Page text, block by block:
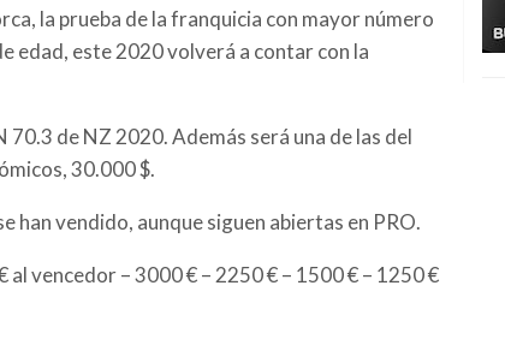
la prueba de la franquicia con mayor número
edad, este 2020 volverá a contar con la
de NZ 2020. Además será una de las del
30.000 $.
han vendido, aunque siguen abiertas en PRO.
vencedor – 3000 € – 2250 € – 1500 € – 1250 €